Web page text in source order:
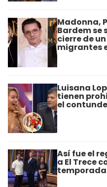
Madonna,
Bardem se
cierre de
migrantes
Luisana
tienen
el
Así fue el
a El Trece
temporada